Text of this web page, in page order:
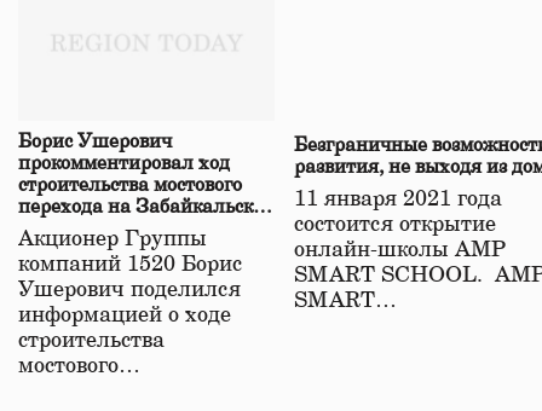
Борис Ушерович
прокомментировал ход
строительства мостового
перехода на Забайкальской
железной дороге
Акционер Группы
компаний 1520 Борис
Ушерович поделился
информацией о ходе
строительства
мостового…
Безграничные
развития, не выходя из
11 января 2021 года
состоится открытие
онлайн-школы АМР
SMART SCHOOL.
SMART…